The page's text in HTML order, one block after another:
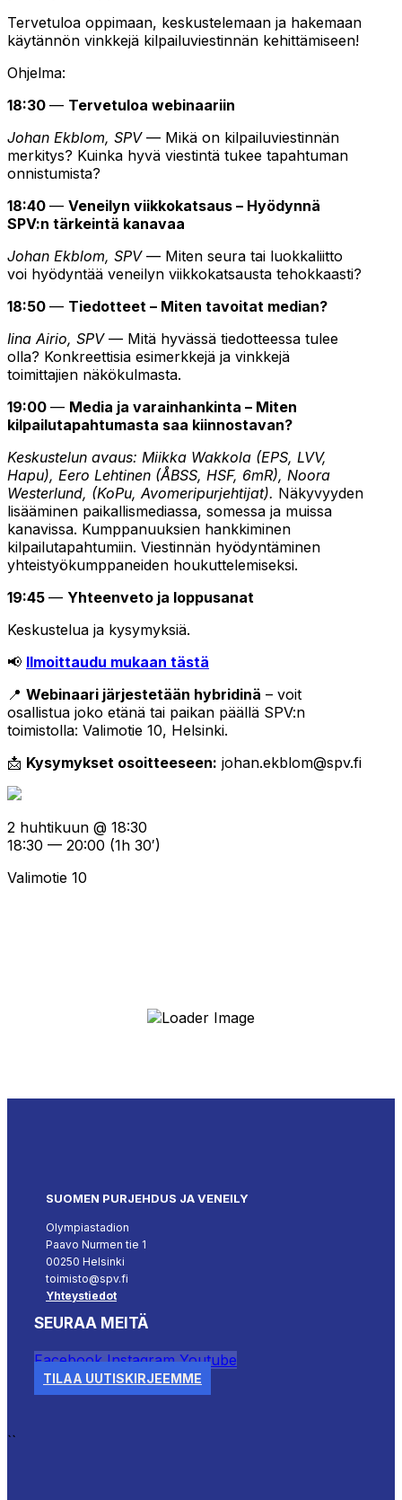
Tervetuloa oppimaan, keskustelemaan ja hakemaan
käytännön vinkkejä kilpailuviestinnän kehittämiseen!
Ohjelma:
18:30 — Tervetuloa webinaariin
Johan Ekblom, SPV — Mikä on kilpailuviestinnän
merkitys? Kuinka hyvä viestintä tukee tapahtuman
onnistumista?
18:40 — Veneilyn viikkokatsaus – Hyödynnä
SPV:n tärkeintä kanavaa
Johan Ekblom, SPV— Miten seura tai luokkaliitto
voi hyödyntää veneilyn viikkokatsausta tehokkaasti?
18:50 — Tiedotteet – Miten tavoitat median?
Iina Airio, SPV — Mitä hyvässä tiedotteessa tulee
olla? Konkreettisia esimerkkejä ja vinkkejä
toimittajien näkökulmasta.
19:00 — Media ja varainhankinta – Miten
kilpailutapahtumasta saa kiinnostavan?
Keskustelun avaus: Miikka Wakkola (EPS, LVV,
Hapu), Eero Lehtinen (ÅBSS, HSF, 6mR), Noora
Westerlund, (KoPu, Avomeripurjehtijat). Näkyvyyden
lisääminen paikallismediassa, somessa ja muissa
kanavissa. Kumppanuuksien hankkiminen
kilpailutapahtumiin. Viestinnän hyödyntäminen
yhteistyökumppaneiden houkuttelemiseksi.
19:45 — Yhteenveto ja loppusanat
Keskustelua ja kysymyksiä.
📢 Ilmoittaudu mukaan tästä
📍 Webinaari järjestetään hybridinä – voit
osallistua joko etänä tai paikan päällä SPV:n
toimistolla: Valimotie 10, Helsinki.
📩 Kysymykset osoitteeseen: johan.ekblom@spv.fi
2 huhtikuun @ 18:30
18:30 — 20:00 (1h 30′)
Valimotie 10
SUOMEN PURJEHDUS JA VENEILY
Olympiastadion
Paavo Nurmen tie 1
00250 Helsinki
toimisto@spv.fi
Yhteystiedot
SEURAA MEITÄ
Facebook Instagram Youtube
TILAA UUTISKIRJEEMME
``